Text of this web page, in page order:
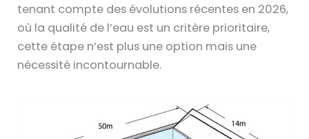
tenant compte des évolutions récentes en 2026,
où la qualité de l’eau est un critère prioritaire,
cette étape n’est plus une option mais une
nécessité incontournable.